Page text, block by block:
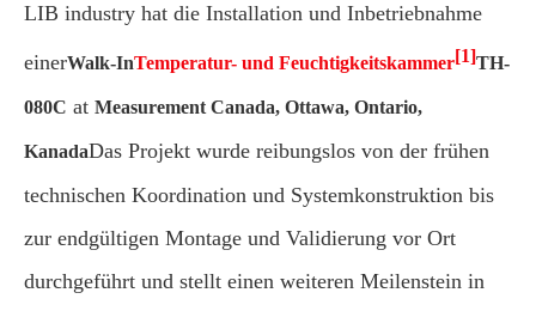
LIB industry hat die Installation und Inbetriebnahme
einerWalk-InTemperatur- und Feuchtigkeitskammer[1]TH-
080C at Measurement Canada, Ottawa, Ontario,
KanadaDas Projekt wurde reibungslos von der frühen
technischen Koordination und Systemkonstruktion bis
zur endgültigen Montage und Validierung vor Ort
durchgeführt und stellt einen weiteren Meilenstein in